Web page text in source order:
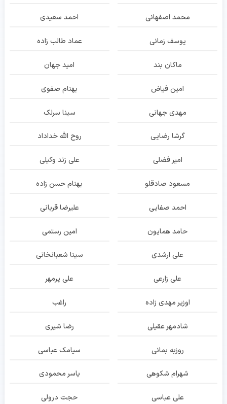
محمد اصفهانی احمد سعیدی
یوسف زمانی عماد طالب زاده
ماکان بند امید جهان
امین فیاض بهنام صفوی
مهدی جهانی سینا سرلک
گرشا رضایی روح الله خداداد
امیر فضلی علی زند وکیلی
مسعود صادقلو بهنام حسن زاده
احمد صفایی علیرضا قربانی
حامد همایون امین رستمی
علی ارشدی سینا شعبانخانی
علی زارعی علی پرمهر
اوزیر مهدی زاده راغب
شادمهر عقیلی رضا شیری
روزبه بمانی سیامک عباسی
شهرام شکوهی یاسر محمودی
علی عباسی حجت درولی